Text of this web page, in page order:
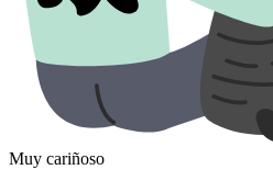
Muy cariñoso